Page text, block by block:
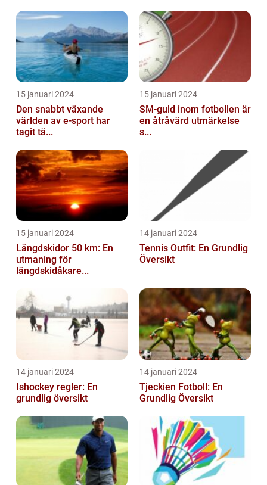
15 januari 2024
Den snabbt växande
världen av e-sport har
tagit tä...
15 januari 2024
SM-guld inom fotbollen är
en åtråvärd utmärkelse
s...
15 januari 2024
Längdskidor 50 km: En
utmaning för
längdskidåkare...
14 januari 2024
Tennis Outfit: En Grundlig
Översikt
14 januari 2024
Ishockey regler: En
grundlig översikt
14 januari 2024
Tjeckien Fotboll: En
Grundlig Översikt